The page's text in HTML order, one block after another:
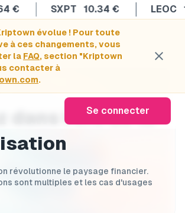
SXPT 10.34€ LEOC
évolue ! Pour toute
à ces changements, vous
la FAQ, section "Kriptown
contacter à
.
close
Se connecter
dans l'ère de la
révolutionne le paysage financier.
sont multiples et les cas d'usages